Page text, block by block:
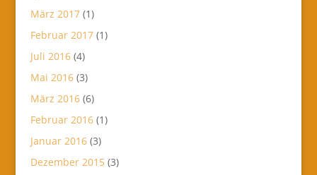
März 2017(1)
Februar 2017(1)
Juli 2016(4)
Mai 2016(3)
März 2016(6)
Februar 2016(1)
Januar 2016(3)
Dezember 2015 (3)